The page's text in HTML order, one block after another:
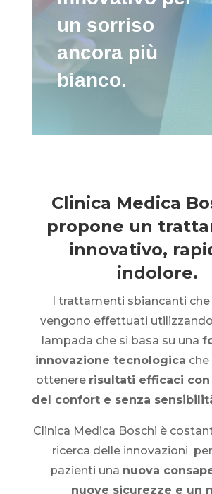
un sorriso
ancora più
bianco.
Clinica Medica
propone un
innovativo,
indolore.
I trattamenti sbiancanti
vengono effettuati
lampada che si basa su una
innovazione tecnologica
ottenere risultati efficaci
del confort e senza
Clinica Medica Boschi è
ricerca delle innovazioni
pazienti una nuova
nuove sicurezze e un